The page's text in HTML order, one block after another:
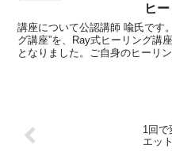
ヒ
講座について公認講師 喩氏です
グ講座”を、Ray式ヒーリング講
となりました。ご自身のヒーリ
1回で
エッ